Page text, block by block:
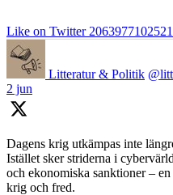
Like on Twitter
Litteratur & Politik
2 jun
Dagens krig utkämpas inte
Istället sker striderna i
och ekonomiska sanktioner –
krig och fred.